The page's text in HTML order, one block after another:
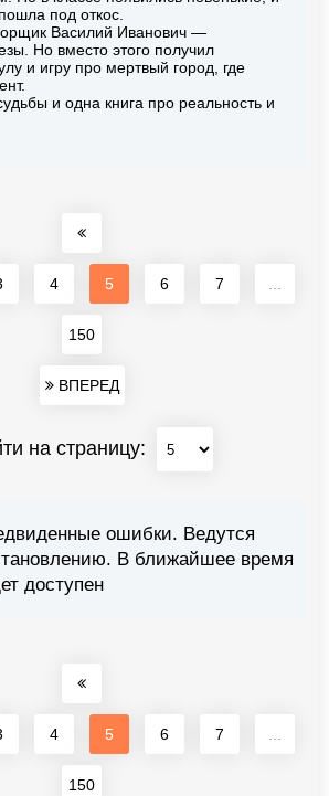
под откос.
Василий Иванович —
Но вместо этого получил
и игру про мертвый город, где
и одна книга про реальность и
4 5 6 7 ...
150
ВПЕРЕД
на страницу:
ошибки. Ведутся
В ближайшее время
доступен
4 5 6 7 ...
150